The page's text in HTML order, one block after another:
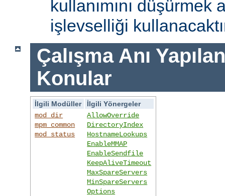
kullanımını düşürmek
işlevselliği
Çalışma Anı
Konular
İlgili Modüller
İlgili Yönergeler
mod_dir
mpm_common
mod_status
AllowOverride
DirectoryIndex
HostnameLookups
EnableMMAP
EnableSendfile
KeepAliveTimeout
MaxSpareServers
MinSpareServers
Options